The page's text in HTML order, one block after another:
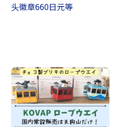
头徽章660日元等